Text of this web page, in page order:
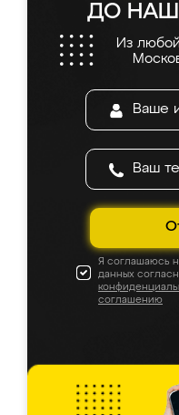
ДО
Из
Я соглашаюсь
данных
соглашению